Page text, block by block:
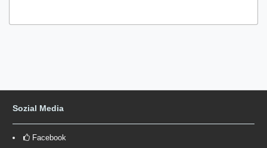
Sozial Media
Facebook